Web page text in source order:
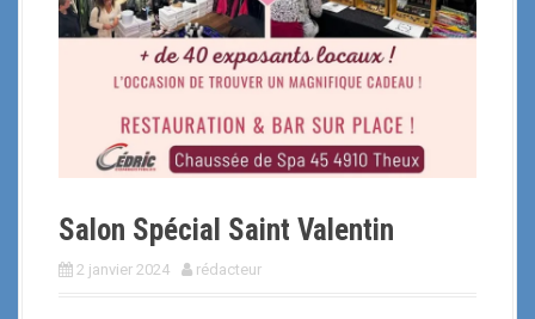
Salon Spécial Saint Valentin
2 janvier 2024 rédacteur